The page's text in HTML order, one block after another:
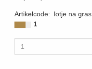
Artikelcode: lotje na gras
1